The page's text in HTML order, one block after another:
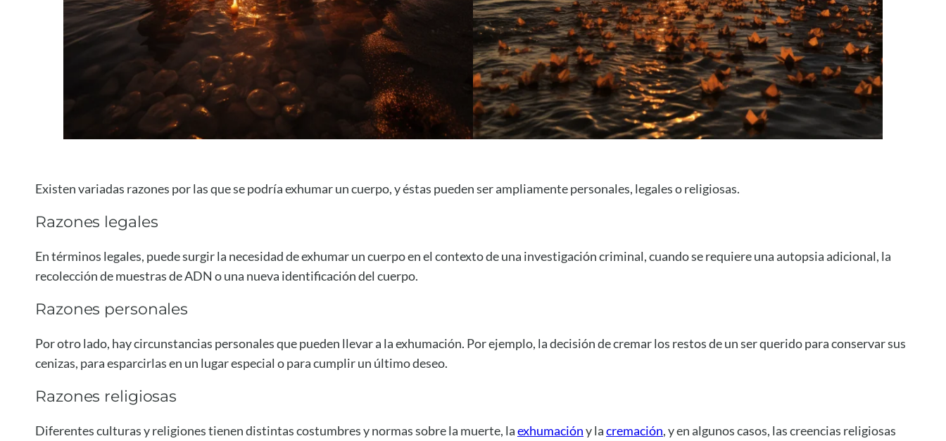
Existen variadas razones por las que se podría exhumar un cuerpo, y éstas pueden ser ampliamente personales, legales o religiosas.
Razones legales
En términos legales, puede surgir la necesidad de exhumar un cuerpo en el contexto de una investigación criminal, cuando se requiere una autopsia adicional, la
recolección de muestras de ADN o una nueva identificación del cuerpo.
Razones personales
Por otro lado, hay circunstancias personales que pueden llevar a la exhumación. Por ejemplo, la decisión de cremar los restos de un ser querido para conservar sus
cenizas, para esparcirlas en un lugar especial o para cumplir un último deseo.
Razones religiosas
Diferentes culturas y religiones tienen distintas costumbres y normas sobre la muerte, laexhumacióny lacremación, y en algunos casos, las creencias religiosas